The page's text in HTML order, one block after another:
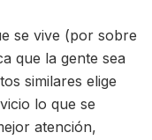
se vive (por sobre
que la gente sea
similares elige
lo que se
atención,